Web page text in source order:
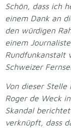
Schön, dass ich
einem Dank an
den würdigen
einem
Rundfunkanstalt
Schweizer
Von dieser
Roger de Weck
Skandal
verknüpft, dass